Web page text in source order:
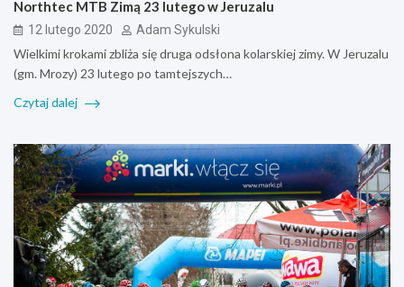
Northtec MTB Zimą 23 lutego w Jeruzalu
12 lutego 2020 Adam Sykulski
Wielkimi krokami zbliża się druga odsłona kolarskiej zimy. W Jeruzalu
(gm. Mrozy) 23 lutego po tamtejszych…
Czytaj dalej